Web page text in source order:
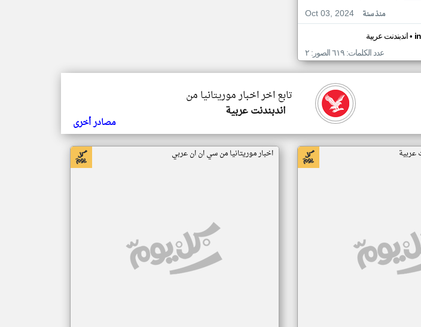
Oct 03, 2024
منذ سنة
اندبندنت عربية•
عدد الكلمات: ٦١٩ الصور: ٢
تابع اخر اخبار موريتانيا من
اندبندنت عربية
مصادر أخرى
عربية اخبار موريتانيا من سي ان ان عربي